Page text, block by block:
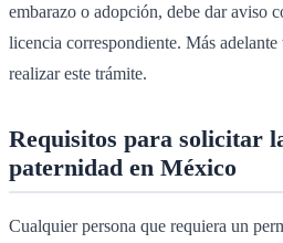
embarazo o adopción, debe dar aviso
licencia correspondiente. Más
realizar este trámite.
Requisitos para solicitar
paternidad en México
Cualquier persona que requiera un